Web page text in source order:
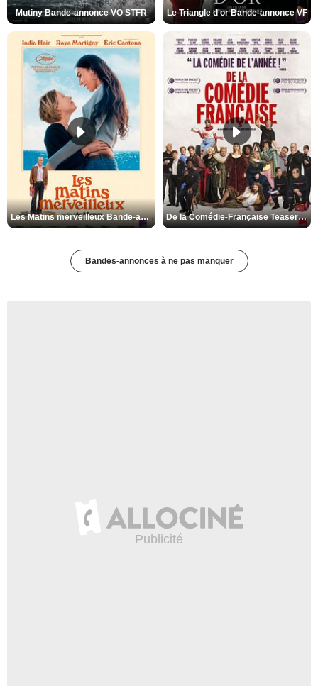
Mutiny Bande-annonce VO STFR Le Triangle d'or Bande-annonce VF
Les Matins merveilleux Bande-annonce VF De la Comédie-Française Teaser VF
Bandes-annonces à ne pas manquer